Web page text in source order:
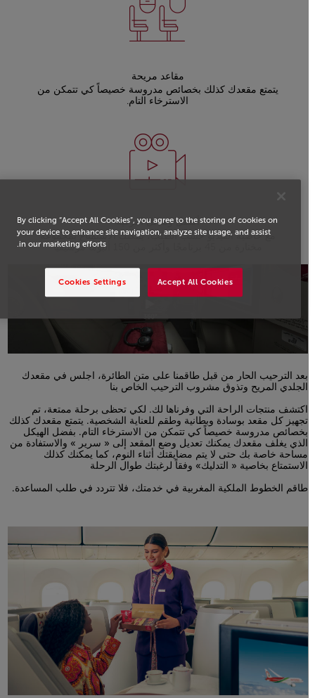
مقاعد مريحة
يتمتع مقعدك كذلك بخصائص مدروسة خصيصاً كي تتمكن من
الاسترخاء التام.
أفضل وسائل الترفيه
مع خاصية الفيديو حسب الطلب، يمكنك الاستمتاع بمجموعة
بعد الترحيب الحار من قبل طاقمنا على متن الطائرة، اجلس في مقعدك
الجلدي المريح وتذوق مشروب الترحيب الخاص بنا
Open in a new window
اكتشف منتجات الراحة التي وفرناها لك. لكي تحظى برحلة ممتعة، تم
تجهيز كل مقعد بوسادة وبطانية وطقم للعناية الشخصية. يتمتع مقعدك كذلك
بخصائص مدروسة خصيصاً كي تتمكن من الاسترخاء التام. بفضل الهيكل
الذي يغلف مقعدك يمكنك تعديل وضع المقعد إلى « سرير » والاستفادة من
مساحة خاصة بك حتى لا يتم مضايقتك أثناء النوم، كما يمكنك كذلك
الاستمتاع بخاصية « التدليك» وفقاً لرغبتك طوال الرحلة
Open in a new window
طاقم الخطوط الملكية المغربية في خدمتك، فلا تتردد في طلب المساعدة.
By clicking “Accept All Cookies”, you agree to the storing of cookies on
your device to enhance site navigation, analyze site usage, and assist
in our marketing efforts.
Accept All Cookies
Cookies Settings